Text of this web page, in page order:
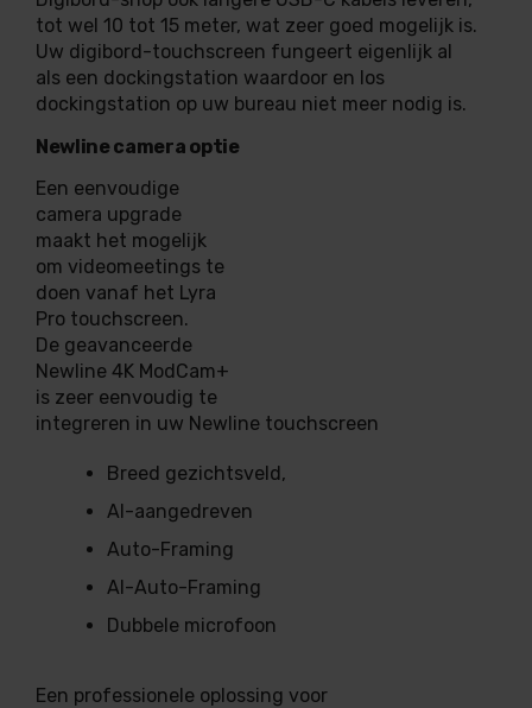
tot wel 10 tot 15 meter, wat zeer goed mogelijk is.
Uw digibord-touchscreen fungeert eigenlijk al
als een dockingstation waardoor en los
dockingstation op uw bureau niet meer nodig is.
Newline camera optie
Een eenvoudige
camera upgrade
maakt het mogelijk
om videomeetings te
doen vanaf het Lyra
Pro touchscreen.
De geavanceerde
Newline 4K ModCam+
is zeer eenvoudig te
integreren in uw Newline touchscreen
Breed gezichtsveld,
AI-aangedreven
Auto-Framing
AI-Auto-Framing
Dubbele microfoon
Een professionele oplossing voor